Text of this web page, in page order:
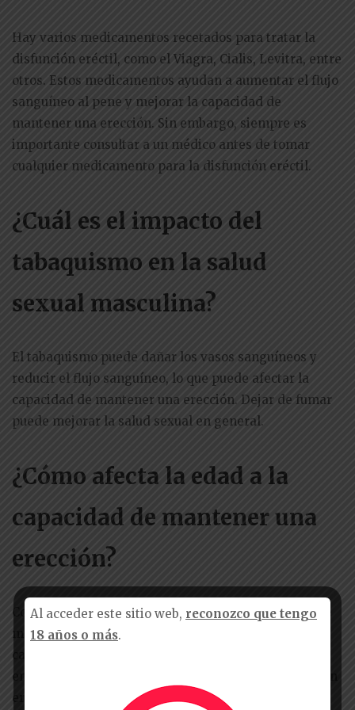
Hay varios medicamentos recetados para tratar la
disfunción eréctil, como el Viagra, Cialis, Levitra, entre
otros. Estos medicamentos ayudan a aumentar el flujo
sanguíneo al pene y mejorar la capacidad de
mantener una erección. Sin embargo, siempre es
importante consultar a un médico antes de tomar
cualquier medicamento para la disfunción eréctil.
¿Cuál es el impacto del
tabaquismo en la salud
sexual masculina?
El tabaquismo puede dañar los vasos sanguíneos y
reducir el flujo sanguíneo, lo que puede afectar la
capacidad de mantener una erección. Dejar de fumar
puede mejorar la salud sexual en general.
¿Cómo afecta la edad a la
capacidad de mantener una
erección?
Con el envejecimiento, es común que la capacidad de
mantener una erección pueda disminuir debido a
cambios en la circulación y niveles hormonales. Sin
embargo, la edad no es la única causa de la disfunción
eréctil, y existen muchas opciones de tratamiento
Al acceder este sitio web, reconozco que tengo
18 años o más.